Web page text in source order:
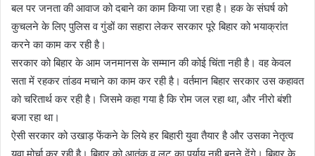
बल पर जनता की आवाज को दबाने का काम किया जा रहा है। हक के संघर्ष को
कुचलने के लिए पुलिस व गुंडों का सहारा लेकर सरकार पूरे बिहार को भयाक्रांत
करने का काम कर रही है।
सरकार को बिहार के आम जनमानस के सम्मान की कोई चिंता नही है। वह केवल
सता में रहकर तांडव मचाने का काम कर रही है। वर्तमान बिहार सरकार उस कहावत
को चरितार्थ कर रही है। जिसमे कहा गया है कि रोम जल रहा था, और नीरो बंशी
बजा रहा था।
ऐसी सरकार को उखाड़ फेंकने के लिये हर बिहारी युवा तैयार है और उसका नेतृत्व